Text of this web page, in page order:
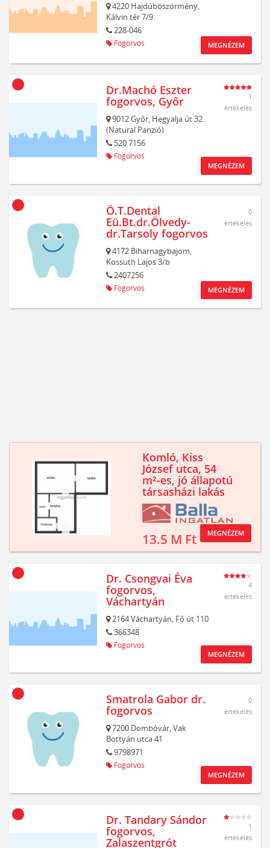
4220 Hajdúböszörmény,
Kálvin tér 7/9.
228-046
Fogorvos MEGNÉZEM
Dr.Machó Eszter
fogorvos, Győr
9012Győr, Hegyalja út 32.
(Natural Panzió)
520 7156
Fogorvos
1
értékelés
MEGNÉZEM
Ö.T.Dental
Eü.Bt.dr.Ölvedy-
dr.Tarsoly fogorvos
4172 Biharnagybajom,
Kossuth Lajos 3/b
2407256
Fogorvos
0
értékelés
MEGNÉZEM
Komló, Kiss
József utca, 54
m²-es, jó állapotú
társasházi lakás
13.5 M Ft MEGNÉZEM
Dr. Csongvai Éva
fogorvos,
Váchartyán
2164Váchartyán, Fő út 110
366348
Fogorvos
4
értékelés
MEGNÉZEM
Smatrola Gabor dr.
fogorvos
7200 Dombóvár,Vak
Bottyán utca 41
9798971
Fogorvos
0
értékelés
MEGNÉZEM
Dr. Tandary Sándor
fogorvos,
Zalaszentgrót
1
értékelés